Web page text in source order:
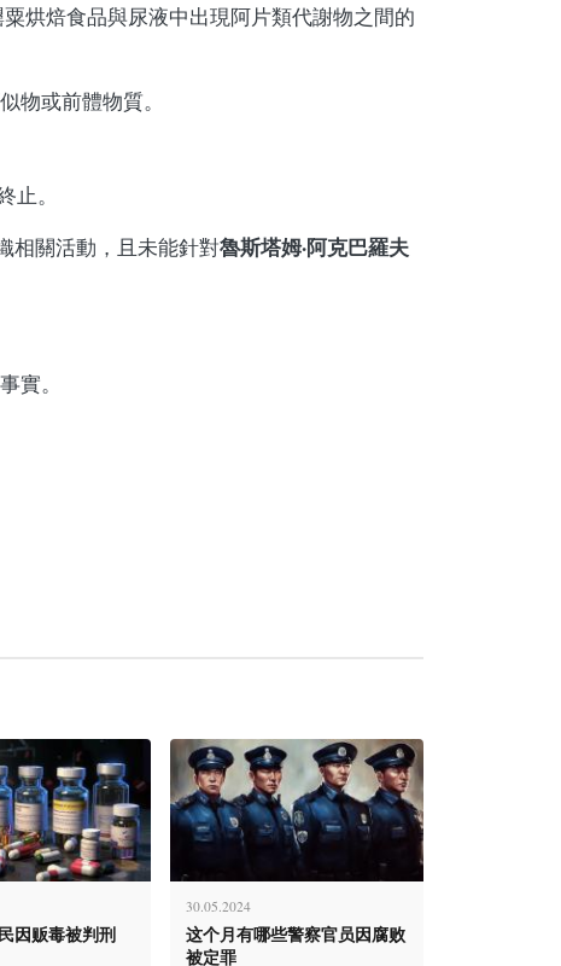
烘焙食品與尿液中出現阿片類代謝物之間的
物或前體物質。
。
相關活動，且未能針對魯斯塔姆·阿克巴羅夫
實。
因贩毒被判刑
30.05.2024
这个月有哪些警察官员因腐败
被定罪